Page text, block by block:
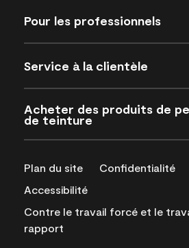
Pour les professionnels
Service à la clientèle
Acheter des produits de
de teinture
Plan du site Confidentialité
Accessibilité
Contre le travail forcé et le
rapport